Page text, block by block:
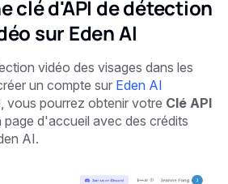
clé d'API de détection
sur Eden AI
vidéo des visages dans les
un compte sur Eden AI
vous pourrez obtenir votre Clé API
page d'accueil avec des crédits
AI.